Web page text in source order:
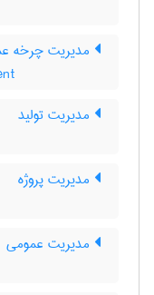
مدیریت چرخه
مدیریت تولید
مدیریت پروژه
مدیریت عمومی